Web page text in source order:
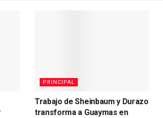
PRINCIPAL
Trabajo de Sheinbaum y Durazo
transforma a Guaymas en